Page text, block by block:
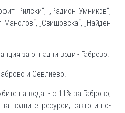
Рилски“, „Радион Умников“,
Манолов“, „Свищовска“, „Найден
за отпадни води - Габрово.
и Севлиево.
на вода - с 11% за Габрово,
водните ресурси, както и по-